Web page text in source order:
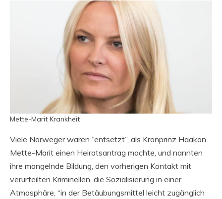
Mette-Marit Krankheit
Viele Norweger waren “entsetzt”, als Kronprinz Haakon
Mette-Marit einen Heiratsantrag machte, und nannten
ihre mangelnde Bildung, den vorherigen Kontakt mit
verurteilten Kriminellen, die Sozialisierung in einer
Atmosphäre, “in der Betäubungsmittel leicht zugänglich